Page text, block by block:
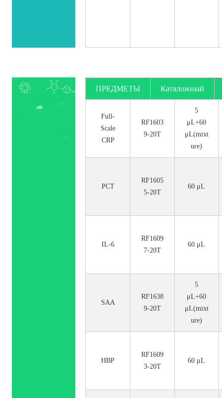
ПРЕДМЕТЫ Каталожный
Full-
Scale
CRP
RF1603
9-20T
5
μL+60
μL(mixt
ure)
PCT
RF1605
5-20T
60 μL
IL-6
RF1609
7-20T
60 μL
SAA
RF1638
9-20T
5
μL+60
μL(mixt
ure)
HBP
RF1609
3-20T
60 μL